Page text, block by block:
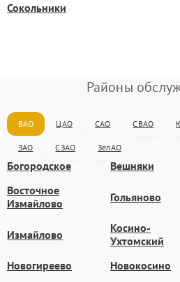
Сокольники
Районы
ВАО ЦАО САО СВАО
ЗАО СЗАО ЗелАО
Богородское Вешняки
Восточное
Измайлово
Гольяново
Измайлово
Косино-
Ухтомский
Новогиреево Новокосино